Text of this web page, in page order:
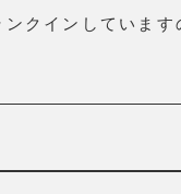
クインしています